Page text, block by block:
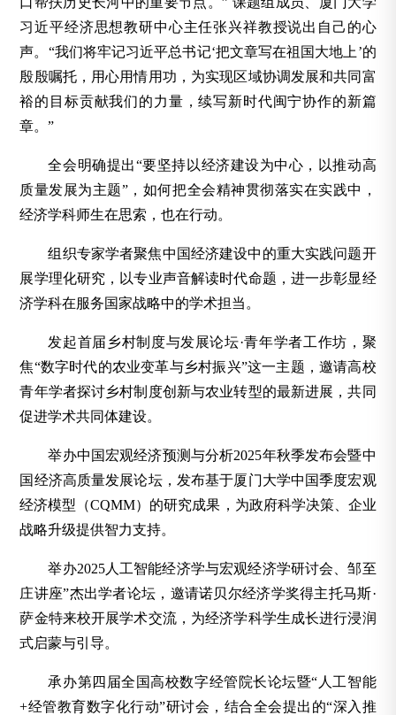
习近平经济思想教研中心主任张兴祥教授说出自己的心
声。“我们将牢记习近平总书记‘把文章写在祖国大地上’的
殷殷嘱托，用心用情用功，为实现区域协调发展和共同富
裕的目标贡献我们的力量，续写新时代闽宁协作的新篇
章。”
全会明确提出“要坚持以经济建设为中心，以推动高
质量发展为主题”，如何把全会精神贯彻落实在实践中，
经济学科师生在思索，也在行动。
组织专家学者聚焦中国经济建设中的重大实践问题开
展学理化研究，以专业声音解读时代命题，进一步彰显经
济学科在服务国家战略中的学术担当。
发起首届乡村制度与发展论坛·青年学者工作坊，聚
焦“数字时代的农业变革与乡村振兴”这一主题，邀请高校
青年学者探讨乡村制度创新与农业转型的最新进展，共同
促进学术共同体建设。
举办中国宏观经济预测与分析2025年秋季发布会暨中
国经济高质量发展论坛，发布基于厦门大学中国季度宏观
经济模型（CQMM）的研究成果，为政府科学决策、企业
战略升级提供智力支持。
举办2025人工智能经济学与宏观经济学研讨会、邹至
庄讲座”杰出学者论坛，邀请诺贝尔经济学奖得主托马斯·
萨金特来校开展学术交流，为经济学科学生成长进行浸润
式启蒙与引导。
承办第四届全国高校数字经管院长论坛暨“人工智能
+经管教育数字化行动”研讨会，结合全会提出的“深入推